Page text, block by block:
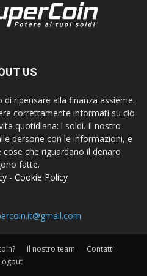
US
di ripensare alla finanza assieme.
correttamente informati su ciò
quotidiana: i soldi. Il nostro
persone con le informazioni, e
che riguardano il denaro
fatte.
- Cookie Policy
Il nostro team
Contatti